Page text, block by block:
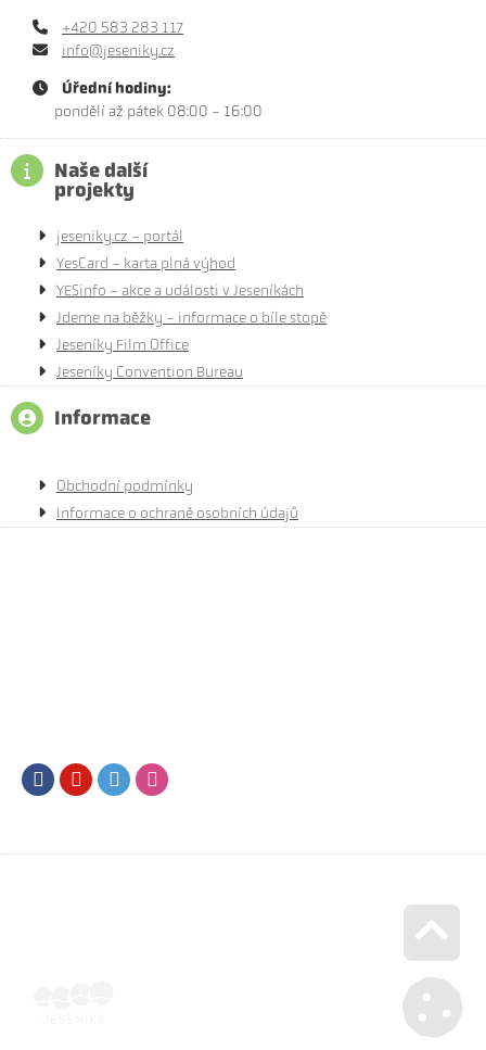
+420 583 283 117
info@jeseniky.cz
Úřední hodiny:
pondělí až pátek 08:00 - 16:00
Naše další
projekty
jeseniky.cz - portál
YesCard - karta plná výhod
YESinfo - akce a události v Jeseníkách
Jdeme na běžky - informace o bíle stopě
Jeseníky Film Office
Jeseníky Convention Bureau
Informace
Obchodní podmínky
Informace o ochraně osobních údajů
FacebookYoutubeTwitter
Go